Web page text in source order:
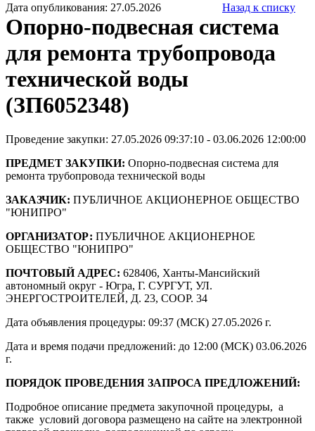
Дата опубликования: 27.05.2026 Назад к списку
Опорно-подвесная система
для ремонта трубопровода
технической воды
(ЗП6052348)
Проведение закупки: 27.05.2026 09:37:10 - 03.06.2026 12:00:00
ПРЕДМЕТ ЗАКУПКИ: Опорно-подвесная система для
ремонта трубопровода технической воды
ЗАКАЗЧИК: ПУБЛИЧНОЕ АКЦИОНЕРНОЕ ОБЩЕСТВО
"ЮНИПРО"
ОРГАНИЗАТОР: ПУБЛИЧНОЕ АКЦИОНЕРНОЕ
ОБЩЕСТВО "ЮНИПРО"
ПОЧТОВЫЙ АДРЕС: 628406, Ханты-Мансийский
автономный округ - Югра, Г. СУРГУТ, УЛ.
ЭНЕРГОСТРОИТЕЛЕЙ, Д. 23, СООР. 34
Дата объявления процедуры: 09:37 (МСК) 27.05.2026 г.
Дата и время подачи предложений: до 12:00 (МСК) 03.06.2026
г.
ПОРЯДОК ПРОВЕДЕНИЯ ЗАПРОСА ПРЕДЛОЖЕНИЙ:
Подробное описание предмета закупочной процедуры, а
также условий договора размещено на сайте на электронной